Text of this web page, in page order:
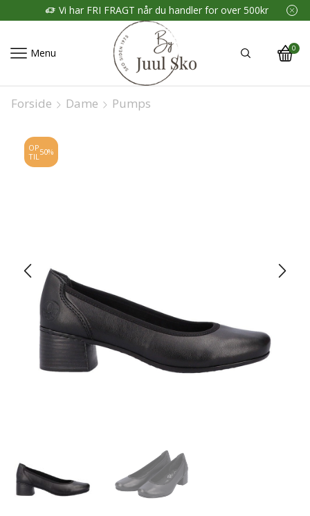
Vi har FRI FRAGT når du handler for over 500kr
Menu 0
Forside Dame Pumps
OP
TIL 50%